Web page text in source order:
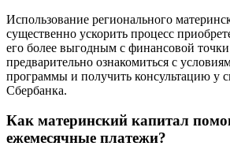
Использование регионального
существенно ускорить процесс
его более выгодным с финансовой
предварительно ознакомиться с
программы и получить консультацию у
Сбербанка.
Как материнский капитал
ежемесячные платежи?